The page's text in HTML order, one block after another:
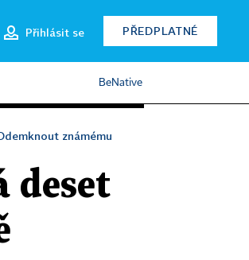
Přihlásit se PŘEDPLATNÉ
BeNative
známému
deset